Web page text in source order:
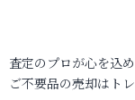
査定のプロが心を込
ご不要品の売却はト